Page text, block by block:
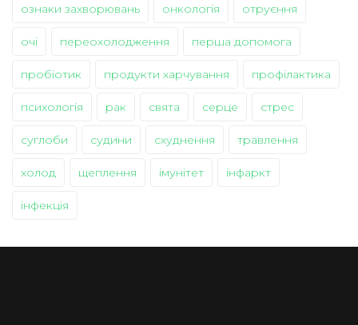
ознаки захворювань онкологія отруєння
очі переохолодження перша допомога
пробіотик продукти харчування профілактика
психологія рак свята серце стрес
суглоби судини схуднення травлення
холод щеплення імунітет інфаркт
інфекція